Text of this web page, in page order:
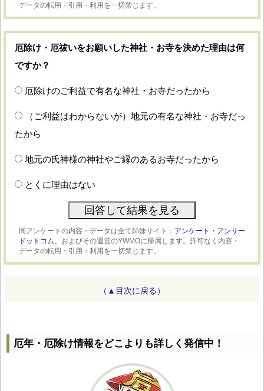
データの転用・引用・利用を一切禁じます。
厄除け・厄祓いをお願いした神社・お寺を決めた理由は何
ですか？
厄除けのご利益で有名な神社・お寺だったから
（ご利益はわからないが）地元の有名な神社・お寺だっ
たから
地元の氏神様の神社やご縁のあるお寺だったから
とくに理由はない
同アンケートの内容・データは全て姉妹サイト： アンケート・アンサー
ドットコム、 およびその運営のYWMOに帰属します。許可なく内容・
データの転用・引用・利用を一切禁じます。
（▲目次に戻る）
厄年・厄除け情報をどこよりも詳しく発信中！